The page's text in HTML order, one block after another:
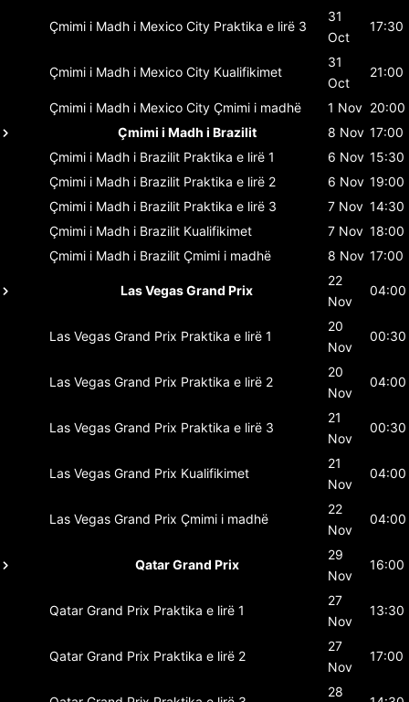
Çmimi i Madh i Mexico City Praktika e lirë 3
31
Oct
17:30
Çmimi i Madh i Mexico City Kualifikimet
31
Oct
21:00
Çmimi i Madh i Mexico City Çmimi i madhë 1 Nov 20:00
Çmimi i Madh i Brazilit
8 Nov 17:00
Çmimi i Madh i Brazilit Praktika e lirë 1 6 Nov 15:30
Çmimi i Madh i Brazilit Praktika e lirë 2 6 Nov 19:00
Çmimi i Madh i Brazilit Praktika e lirë 3 7 Nov 14:30
Çmimi i Madh i Brazilit Kualifikimet 7 Nov 18:00
Çmimi i Madh i Brazilit Çmimi i madhë 8 Nov 17:00
Las Vegas Grand Prix
22
Nov
04:00
Las Vegas Grand Prix Praktika e lirë 1
20
Nov
00:30
Las Vegas Grand Prix Praktika e lirë 2
20
Nov
04:00
Las Vegas Grand Prix Praktika e lirë 3
21
Nov
00:30
Las Vegas Grand Prix Kualifikimet
21
Nov
04:00
Las Vegas Grand Prix Çmimi i madhë
22
Nov
04:00
Qatar Grand Prix
29
Nov
16:00
Qatar Grand Prix Praktika e lirë 1
27
Nov
13:30
Qatar Grand Prix Praktika e lirë 2
27
Nov
17:00
28